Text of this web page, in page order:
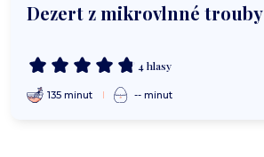
Dezert z mikrovlnné trouby
4 hlasy
135 minut -- minut